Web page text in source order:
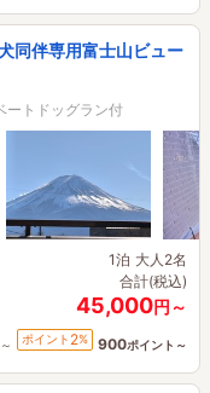
同伴専用富士山ビュー
ートドッグラン付
1泊 大人2名
合計(税込)
45,000円～
ポイント 2% 900ポイント～